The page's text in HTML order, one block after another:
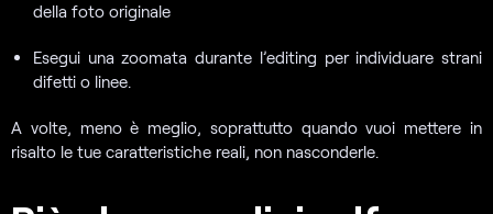
della foto originale
Esegui una zoomata durante l’editing per individuare strani
difetti o linee.
A volte, meno è meglio, soprattutto quando vuoi mettere in
risalto le tue caratteristiche reali, non nasconderle.